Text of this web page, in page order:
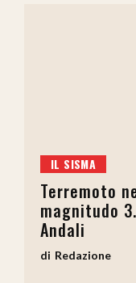
IL SISMA
Terremoto
magnitudo
Andali
Redazione